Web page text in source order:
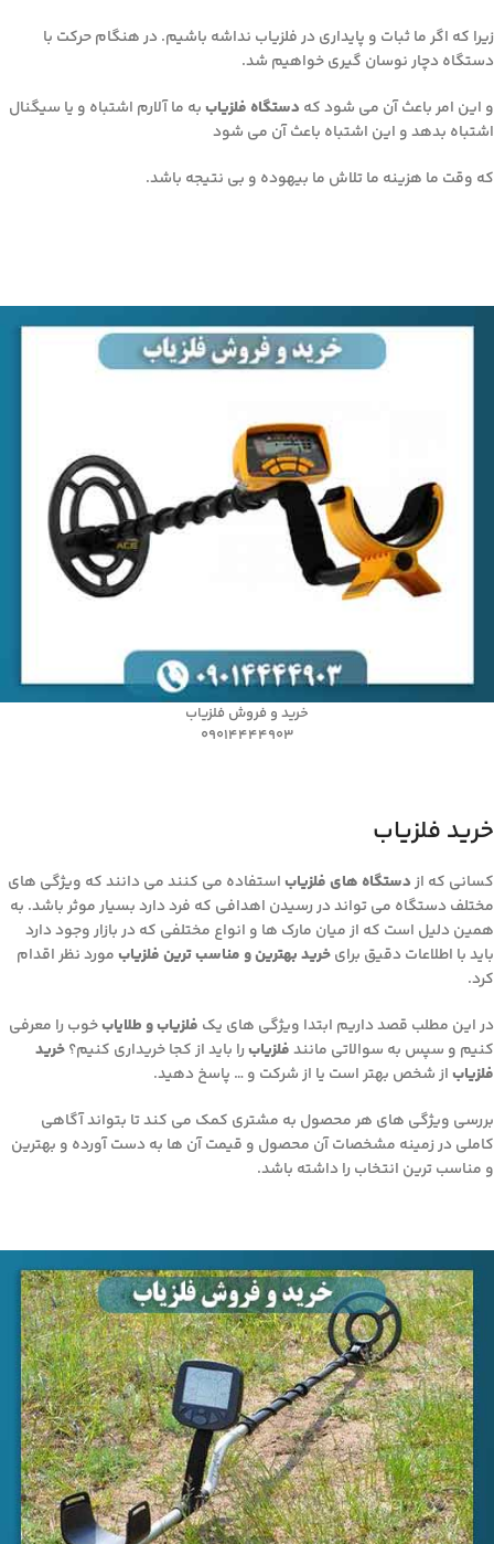
زیرا که اگر ما ثبات و پایداری در فلزیاب نداشه باشیم. در هنگام حرکت با
دستگاه دچار نوسان گیری خواهیم شد.
و این امر باعث آن می شود که دستگاه فلزیاببه ما آلارم اشتباه و یا سیگنال
اشتباه بدهد و این اشتباه باعث آن می شود
که وقت ما هزینه ما تلاش ما بیهوده و بی نتیجه باشد.
خرید و فروش فلزیاب
09014444903
خرید فلزیاب
کسانی که ازدستگاه های فلزیاباستفاده می کنند می دانند که ویژگی های
مختلف دستگاه می تواند در رسیدن اهدافی که فرد دارد بسیار موثر باشد. به
همین دلیل است که از میان مارک ها و انواع مختلفی که در بازار وجود دارد
باید با اطلاعات دقیق برایخرید بهترین و مناسب ترین فلزیابمورد نظر اقدام
کرد.
در این مطلب قصد داریم ابتدا ویژگی های یک فلزیاب و طلایابخوب را معرفی
کنیم و سپس به سوالاتی مانندفلزیابرا باید از کجا خریداری کنیم؟خرید
فلزیاباز شخص بهتر است یا از شرکت و … پاسخ دهید.
بررسی ویژگی های هر محصول به مشتری کمک می کند تا بتواند آگاهی
کاملی در زمینه مشخصات آن محصول و قیمت آن ها به دست آورده و بهترین
و مناسب ترین انتخاب را داشته باشد.